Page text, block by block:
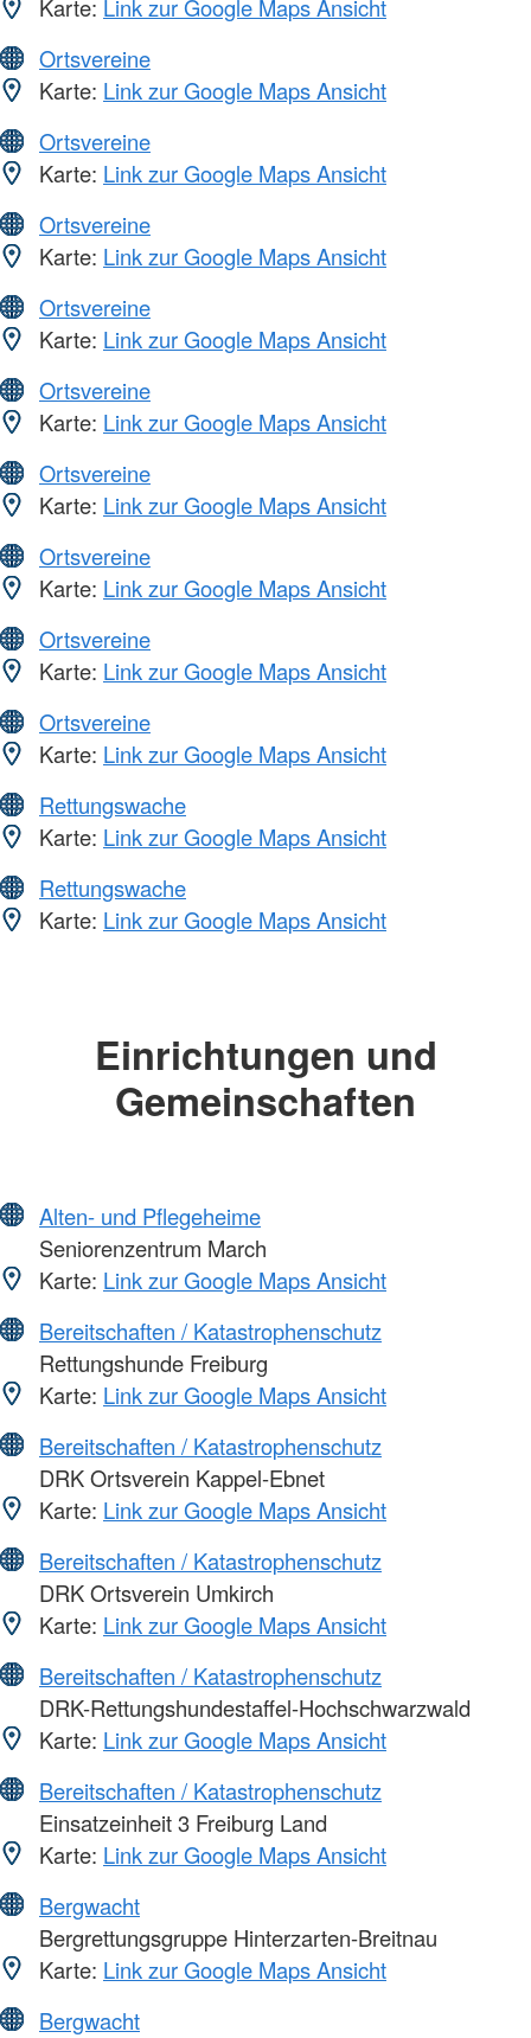
Karte: Link zur Google Maps Ansicht
Ortsvereine
Karte: Link zur Google Maps Ansicht
Ortsvereine
Karte: Link zur Google Maps Ansicht
Ortsvereine
Karte: Link zur Google Maps Ansicht
Ortsvereine
Karte: Link zur Google Maps Ansicht
Ortsvereine
Karte: Link zur Google Maps Ansicht
Ortsvereine
Karte: Link zur Google Maps Ansicht
Ortsvereine
Karte: Link zur Google Maps Ansicht
Ortsvereine
Karte: Link zur Google Maps Ansicht
Ortsvereine
Karte: Link zur Google Maps Ansicht
Rettungswache
Karte: Link zur Google Maps Ansicht
Rettungswache
Karte: Link zur Google Maps Ansicht
Einrichtungen und
Gemeinschaften
Alten- und Pflegeheime
Seniorenzentrum March
Karte: Link zur Google Maps Ansicht
Bereitschaften / Katastrophenschutz
Rettungshunde Freiburg
Karte: Link zur Google Maps Ansicht
Bereitschaften / Katastrophenschutz
DRK Ortsverein Kappel-Ebnet
Karte: Link zur Google Maps Ansicht
Bereitschaften / Katastrophenschutz
DRK Ortsverein Umkirch
Karte: Link zur Google Maps Ansicht
Bereitschaften / Katastrophenschutz
DRK-Rettungshundestaffel-Hochschwarzwald
Karte: Link zur Google Maps Ansicht
Bereitschaften / Katastrophenschutz
Einsatzeinheit 3 Freiburg Land
Karte: Link zur Google Maps Ansicht
Bergwacht
Bergrettungsgruppe Hinterzarten-Breitnau
Karte: Link zur Google Maps Ansicht
Bergwacht